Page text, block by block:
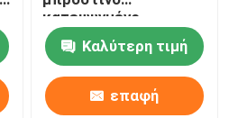
κατεψυγμένο
επίδειξης
περίπτωσης αέρα
δοχείο ψύξης ραφιών
κουρτινών
διευθετήσιμο
Καλύτερη τιμή
επαφή